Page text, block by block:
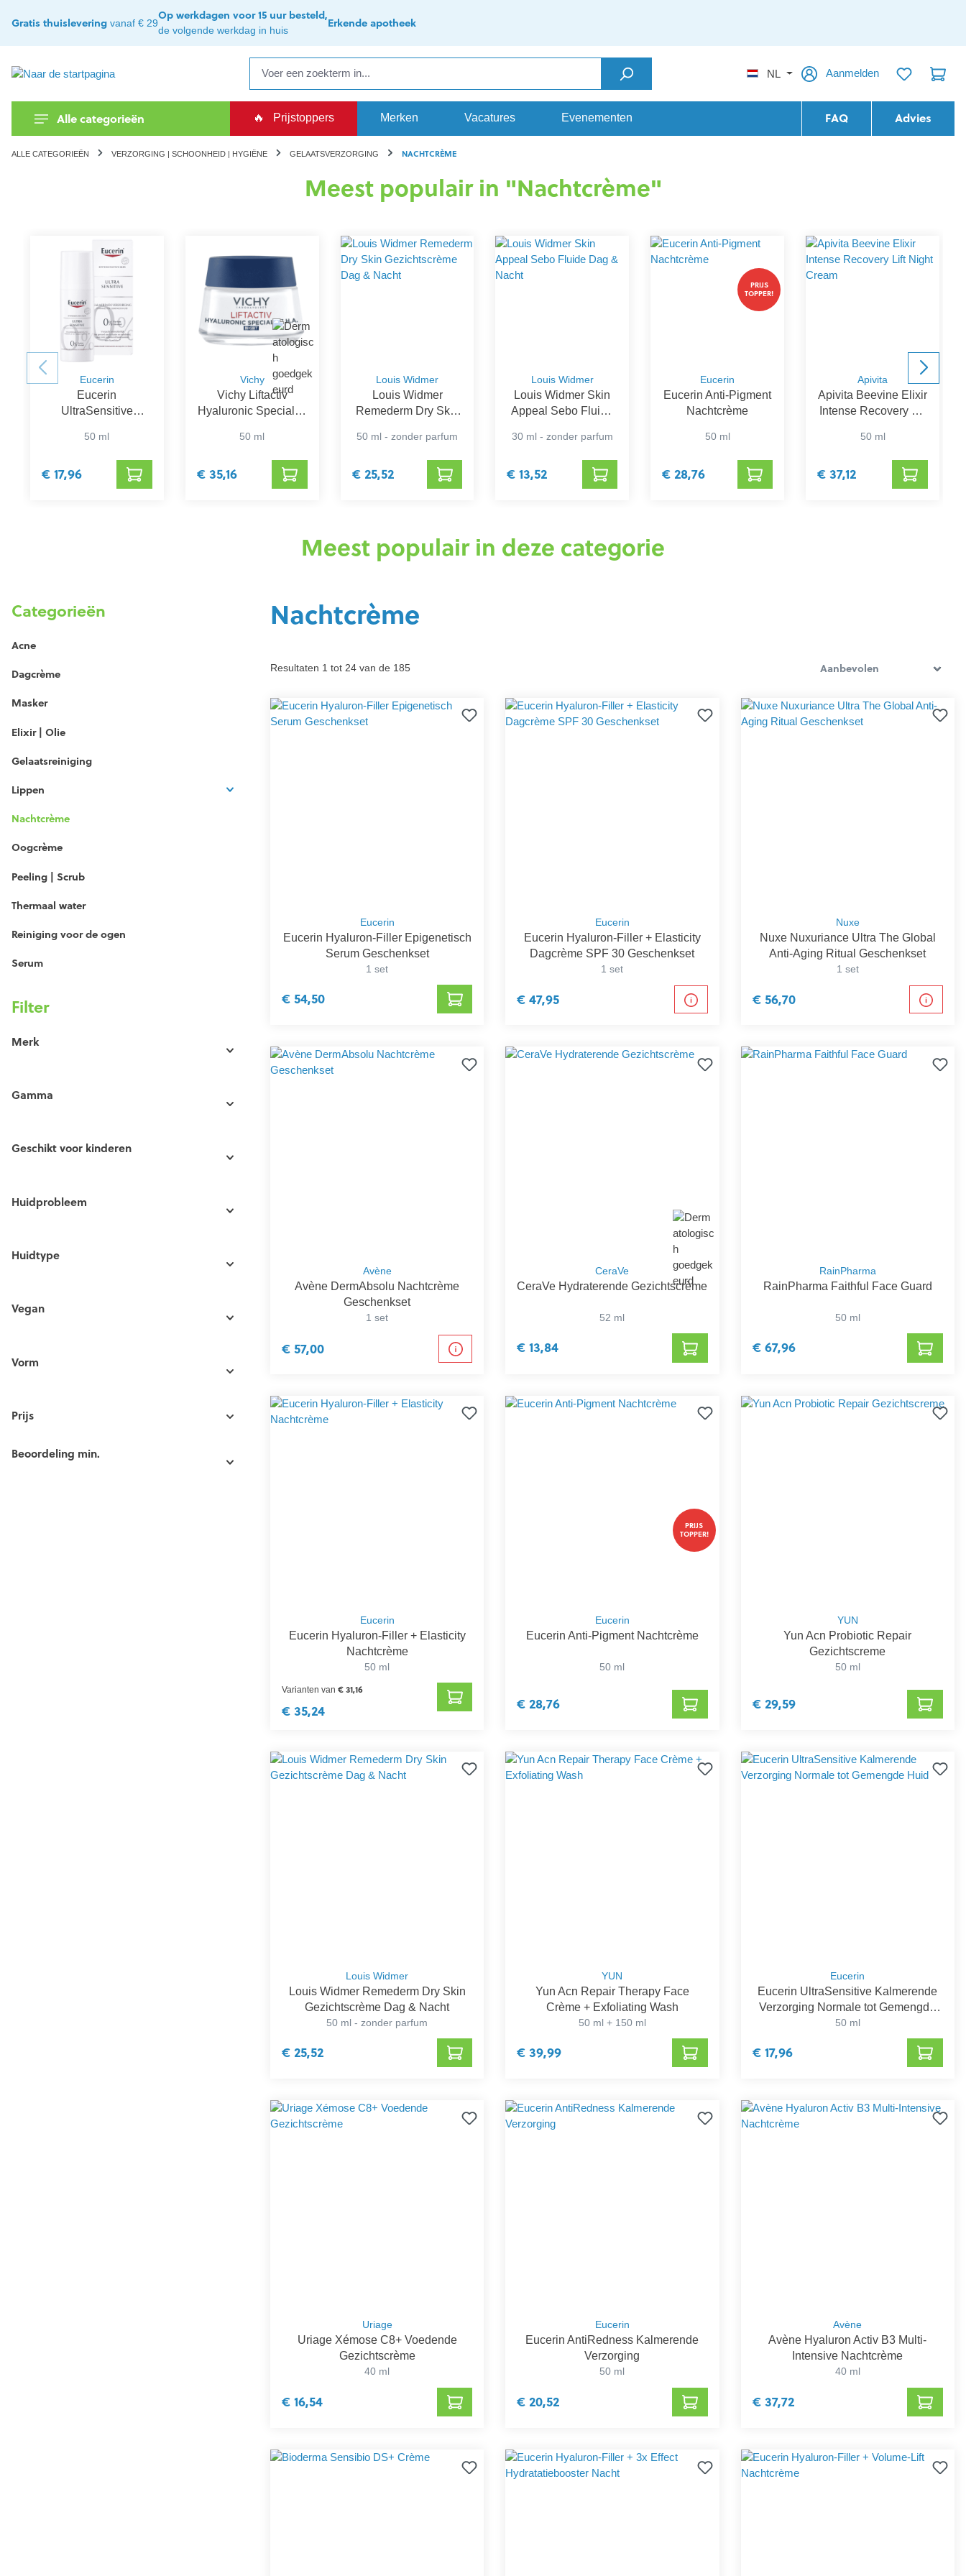
Ga naar de hoofdnavigatie
Gratis thuislevering vanaf € 29
Op werkdagen voor 15 uur besteld,
de volgende werkdag in huis
Erkende apotheek
NL Aanmelden
Alle categorieën 🔥 Prijstoppers Merken Vacatures Evenementen FAQ Advies
ALLE CATEGORIEËN VERZORGING | SCHOONHEID | HYGIËNE GELAATSVERZORGING NACHTCRÈME
Meest populair in "Nachtcrème"
Eucerin
Eucerin
UltraSensitive
Verzorging Normale
tot Gemengde Huid
50 ml
€ 17,96
Vichy
Vichy Liftactiv
Hyaluronic Specialist
50 ml
€ 35,16
Louis Widmer
Louis Widmer
Remederm Dry Skin
& Nacht
50 ml - zonder parfum
€ 25,52
Louis Widmer
Louis Widmer Skin
Appeal Sebo Fluide
30 ml - zonder parfum
€ 13,52
PRIJS
TOPPER!
Eucerin
Eucerin Anti-Pigment
Nachtcrème
50 ml
€ 28,76
Apivita
Apivita Beevine Elixir
Intense Recovery Lift
50 ml
€ 37,12
Meest populair in deze categorie
Categorieën
Acne
Dagcrème
Masker
Elixir | Olie
Gelaatsreiniging
Lippen
Nachtcrème
Oogcrème
Peeling | Scrub
Thermaal water
Reiniging voor de ogen
Serum
Filter
Merk
Gamma
Geschikt voor kinderen
Huidprobleem
Huidtype
Vegan
Vorm
Prijs
Beoordeling min.
Nachtcrème
Resultaten 1 tot 24 van de 185
Eucerin
Eucerin Hyaluron-Filler Epigenetisch
Serum Geschenkset
1 set
€ 54,50
Eucerin
Eucerin Hyaluron-Filler + Elasticity
Dagcrème SPF 30 Geschenkset
1 set
€ 47,95
Nuxe
Nuxe Nuxuriance Ultra The Global
Anti-Aging Ritual Geschenkset
1 set
€ 56,70
Avène
Avène DermAbsolu Nachtcrème
Geschenkset
1 set
€ 57,00
CeraVe
CeraVe Hydraterende Gezichtscrème
52 ml
€ 13,84
RainPharma
RainPharma Faithful Face Guard
50 ml
€ 67,96
Eucerin
Eucerin Hyaluron-Filler + Elasticity
Nachtcrème
50 ml
Varianten van € 31,16
€ 35,24
PRIJS
TOPPER!
Eucerin
Eucerin Anti-Pigment Nachtcrème
50 ml
€ 28,76
YUN
Yun Acn Probiotic Repair
Gezichtscreme
50 ml
€ 29,59
Louis Widmer
Louis Widmer Remederm Dry Skin
Gezichtscrème Dag & Nacht
50 ml - zonder parfum
€ 25,52
YUN
Yun Acn Repair Therapy Face
Crème + Exfoliating Wash
50 ml + 150 ml
€ 39,99
Eucerin
Eucerin UltraSensitive Kalmerende
Verzorging Normale tot Gemengde
Huid
50 ml
€ 17,96
Uriage
Uriage Xémose C8+ Voedende
Gezichtscrème
40 ml
€ 16,54
Eucerin
Eucerin AntiRedness Kalmerende
Verzorging
50 ml
€ 20,52
Avène
Avène Hyaluron Activ B3 Multi-
Intensive Nachtcrème
40 ml
€ 37,72